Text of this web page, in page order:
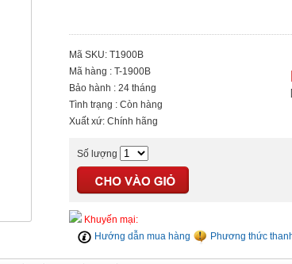
Mã SKU: T1900B
Mã hàng : T-1900B
Bảo hành : 24 tháng
Tình trạng : Còn hàng
Xuất xứ: Chính hãng
Số lượng
Khuyến mại:
Hướng dẫn mua hàng
Phương thức